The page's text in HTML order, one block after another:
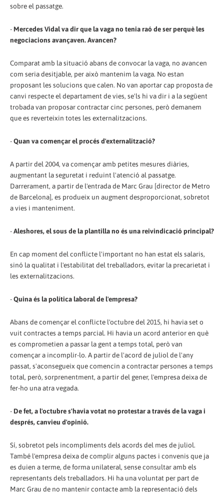
sobre el passatge.
- Mercedes Vidal va dir que la vaga no tenia raó de ser perquè les
negociacions avançaven. Avancen?
Comparat amb la situació abans de convocar la vaga, no avancen
com seria desitjable, per això mantenim la vaga. No estan
proposant les solucions que calen. No van aportar cap proposta de
canvi respecte el departament de vies, se'ls hi va dir i a la següent
trobada van proposar contractar cinc persones, però demanem
que es reverteixin totes les externalitzacions.
-Quan va començar el procés d'externalització?
A partir del 2004, va començar amb petites mesures diàries,
augmentant la seguretat i reduint l'atenció al passatge.
Darrerament, a partir de l'entrada de Marc Grau [director de Metro
de Barcelona], es produeix un augment desproporcionat, sobretot
a vies i manteniment.
-Aleshores, el sous de la plantilla no és una reivindicació principal?
En cap moment del conflicte l'important no han estat els salaris,
sinó la qualitat i l'estabilitat del treballadors, evitar la precarietat i
les externalitzacions.
-Quina és la política laboral de l'empresa?
Abans de començar el conflicte l'octubre del 2015, hi havia set o
vuit contractes a temps parcial. Hi havia un acord anterior en què
es comprometien a passar la gent a temps total, però van
començar a incomplir-lo. A partir de l'acord de juliol de l'any
passat, s'aconsegueix que comencin a contractar persones a temps
total, però, sorprenentment, a partir del gener, l'empresa deixa de
fer-ho una atra vegada.
- De fet, a l'octubre s'havia votat no protestar a través de la vaga i
després, canvieu d'opinió.
Sí, sobretot pels incompliments dels acords del mes de juliol.
També l'empresa deixa de complir alguns pactes i convenis que ja
es duien a terme, de forma unilateral, sense consultar amb els
representants dels treballadors. Hi ha una voluntat per part de
Marc Grau de no mantenir contacte amb la representació dels